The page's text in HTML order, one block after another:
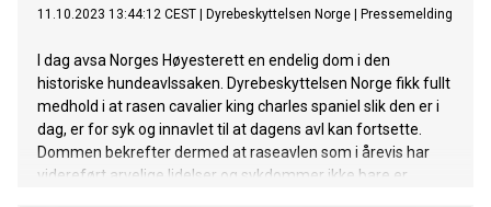
11.10.2023 13:44:12 CEST Dyrebeskyttelsen Norge Pressemelding
I dag avsa Norges Høyesterett en endelig dom i den
historiske hundeavlssaken. Dyrebeskyttelsen Norge fikk fullt
medhold i at rasen cavalier king charles spaniel slik den er i
dag, er for syk og innavlet til at dagens avl kan fortsette.
Dommen bekrefter dermed at raseavlen som i årevis har
videreført arvelige lidelser og sykdommer ikke bare er